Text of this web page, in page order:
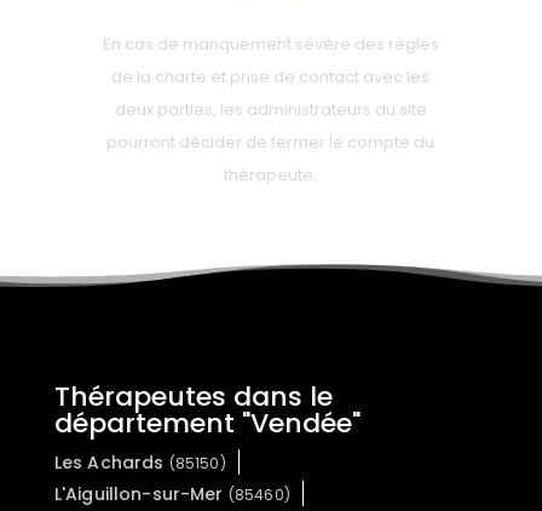
En cas de manquement sévère des règles
de la charte et prise de contact avec les
deux parties, les administrateurs du site
pourront décider de fermer le compte du
thérapeute.
Thérapeutes dans le
département "Vendée"
Les Achards (85150)
L'Aiguillon-sur-Mer (85460)